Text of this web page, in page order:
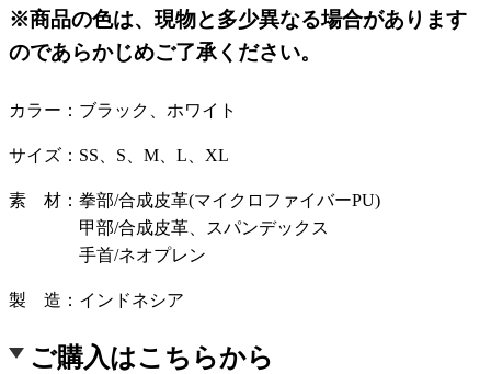
※商品の色は、現物と多少異なる場合があります
のであらかじめご了承ください。
カラー ブラック、ホワイト
サイズ SS、S、M、L、XL
素 材
拳部/合成皮革(マイクロファイバーPU)
甲部/合成皮革、スパンデックス
手首/ネオプレン
製 造 インドネシア
ご購入はこちらから